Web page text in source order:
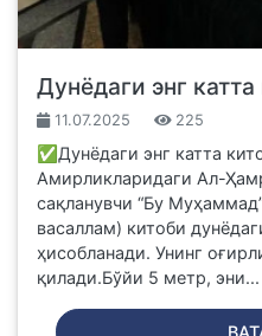
Дунёдаги энг
11.07.2025 225
✅Дунёдаги энг катта
Амирликларидаги Ал-
сақланувчи “Бу
васаллам) китоби
ҳисобланади. Унинг
қилади.Бўйи 5 метр, эни...